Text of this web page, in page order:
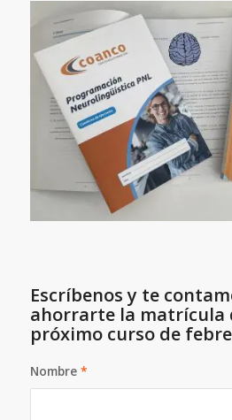
Escríbenos y te
ahorrarte la matrícula
próximo curso de
Nombre *